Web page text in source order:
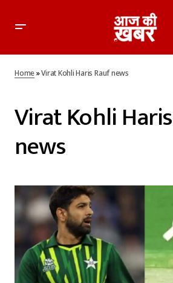
Home»Virat Kohli Haris Rauf news
Virat Kohli
news